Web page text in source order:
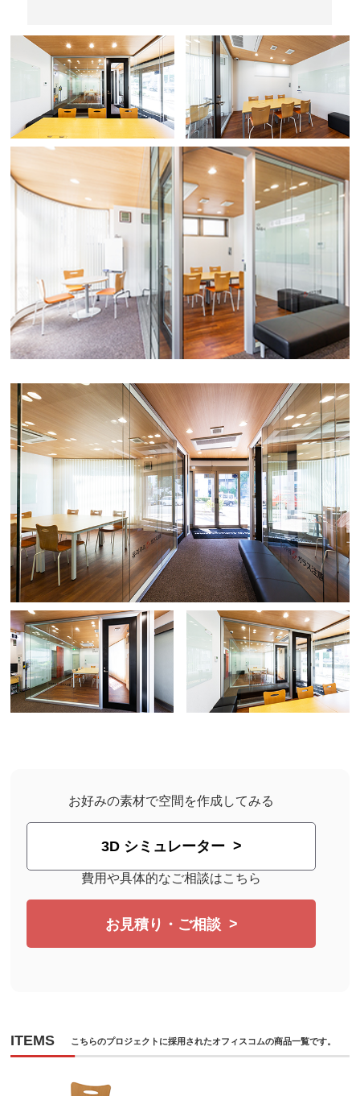
お好みの素材で空間を作成してみる
3D シミュレーター
費用や具体的なご相談はこちら
お見積り・ご相談
ITEMS こちらのプロジェクトに採用されたオフィスコムの商品一覧です。